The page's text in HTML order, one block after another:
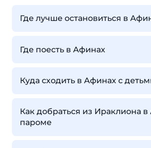
Где лучше остановиться в
Где поесть в Афинах
Куда сходить в Афинах с
Как добраться из Ираклиона
пароме